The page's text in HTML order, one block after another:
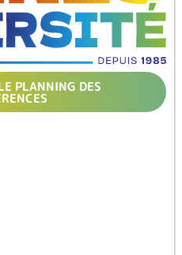
PLANNING DES